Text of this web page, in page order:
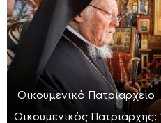
Οικουμενικό Πατριαρχείο
Οικουμενικός